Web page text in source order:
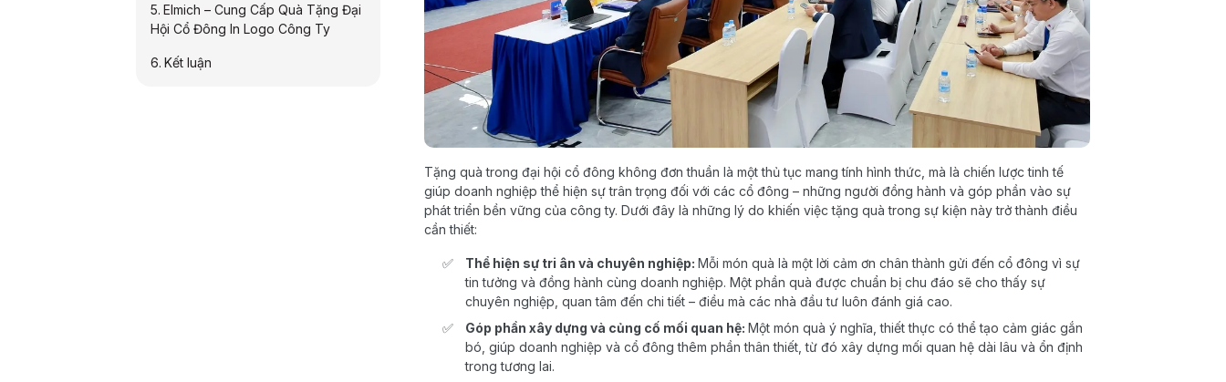
Tặng quà trong đại hội cổ đông không đơn thuần là một thủ tục mang tính hình thức, mà là chiến lược tinh tế
giúp doanh nghiệp thể hiện sự trân trọng đối với các cổ đông – những người đồng hành và góp phần vào sự
phát triển bền vững của công ty. Dưới đây là những lý do khiến việc tặng quà trong sự kiện này trở thành điều
cần thiết:
Thể hiện sự tri ân và chuyên nghiệp: Mỗi món quà là một lời cảm ơn chân thành gửi đến cổ đông vì sự
tin tưởng và đồng hành cùng doanh nghiệp. Một phần quà được chuẩn bị chu đáo sẽ cho thấy sự
chuyên nghiệp, quan tâm đến chi tiết – điều mà các nhà đầu tư luôn đánh giá cao.
Góp phần xây dựng và củng cố mối quan hệ: Một món quà ý nghĩa, thiết thực có thể tạo cảm giác gắn
bó, giúp doanh nghiệp và cổ đông thêm phần thân thiết, từ đó xây dựng mối quan hệ dài lâu và ổn định
trong tương lai.
Elmich – Cung Cấp Quà Tặng Đại
Hội Cổ Đông In Logo Công Ty
Kết luận